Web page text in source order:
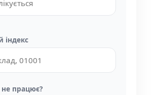
індекс
працює?